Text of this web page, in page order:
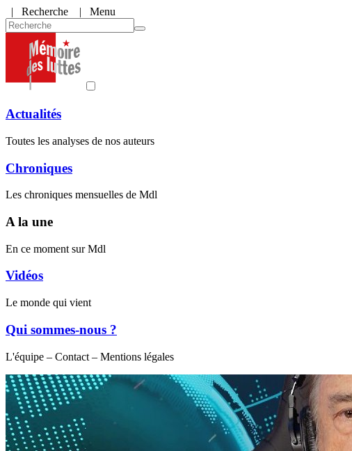
| Recherche | Menu
Actualités
Toutes les analyses de nos auteurs
Chroniques
Les chroniques mensuelles de Mdl
A la une
En ce moment sur Mdl
Vidéos
Le monde qui vient
Qui sommes-nous ?
L'équipe – Contact – Mentions légales